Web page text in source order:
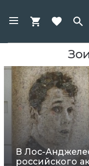
В Лос-
российского